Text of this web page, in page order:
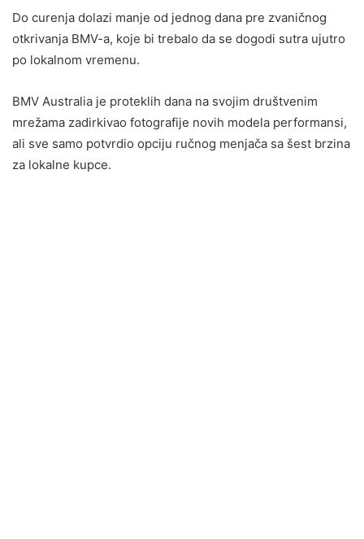
Do curenja dolazi manje od jednog dana pre zvaničnog
otkrivanja BMV-a, koje bi trebalo da se dogodi sutra ujutro
po lokalnom vremenu.
BMV Australia je proteklih dana na svojim društvenim
mrežama zadirkivao fotografije novih modela performansi,
ali sve samo potvrdio opciju ručnog menjača sa šest brzina
za lokalne kupce.